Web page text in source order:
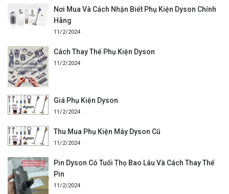
Nơi Mua Và Cách Nhận Biết Phụ Kiện Dyson Chính
Hãng
11/2/2024
Cách Thay Thế Phụ Kiện Dyson
11/2/2024
Giá Phụ Kiện Dyson
11/2/2024
Thu Mua Phụ Kiện Máy Dyson Cũ
11/2/2024
Pin Dyson Có Tuổi Thọ Bao Lâu Và Cách Thay Thế
Pin
11/2/2024